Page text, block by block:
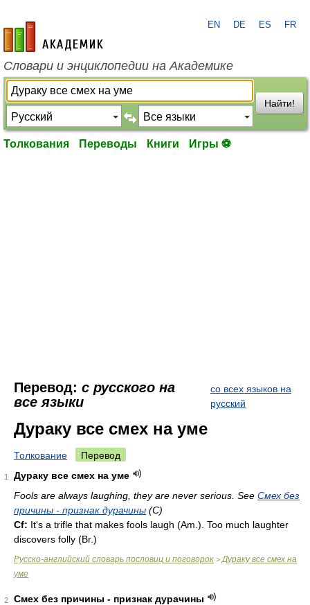
academic.ru
EN DE ES FR
Словари и энциклопедии на Академике
Найти!
Толкования Переводы Книги Игры ⚽
Перевод: с русского на
все языки
со всех языков на
русский
Дураку все смех на уме
Толкование Перевод
1
Дураку все смех на уме
Fools are always laughing, they are never serious. See Смех без
причины - признак дурачины (C)
Cf: It's a trifle that makes fools laugh (Am. ). Too much laughter
discovers folly (Br.)
Русско-английский словарь пословиц и поговорок > Дураку все смех на
уме
2
Смех без причины - признак дурачины